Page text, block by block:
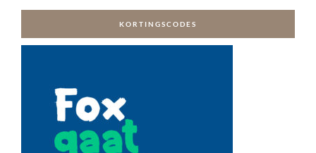
KORTINGSCODES